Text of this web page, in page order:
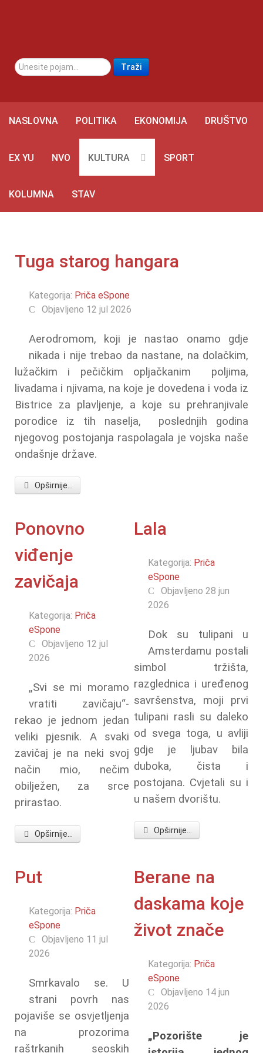
traži... Traži
NASLOVNA POLITIKA EKONOMIJA DRUŠTVO
EX YU NVO KULTURA SPORT
KOLUMNA STAV
Tuga starog hangara
Kategorija: Priča eSpone
Objavljeno 12 jul 2026
Aerodromom, koji je nastao onamo gdje
nikada i nije trebao da nastane, na dolačkim,
lužačkim i pečičkim opljačkanim poljima,
livadama i njivama, na koje je dovedena i voda iz
Bistrice za plavljenje, a koje su prehranjivale
porodice iz tih naselja, poslednjih godina
njegovog postojanja raspolagala je vojska naše
ondašnje države.
Opširnije...
Ponovno
viđenje
zavičaja
Kategorija: Priča
eSpone
Objavljeno 12 jul
2026
„Svi se mi moramo
vratiti zavičaju“-
rekao je jednom jedan
veliki pjesnik. A svaki
zavičaj je na neki svoj
način mio, nečim
obilježen, za srce
prirastao.
Opširnije...
Lala
Kategorija: Priča
eSpone
Objavljeno 28 jun
2026
Dok su tulipani u
Amsterdamu postali
simbol tržišta,
razglednica i uređenog
savršenstva, moji prvi
tulipani rasli su daleko
od svega toga, u avliji
gdje je ljubav bila
duboka, čista i
postojana. Cvjetali su i
u našem dvorištu.
Opširnije...
Put
Kategorija: Priča
eSpone
Objavljeno 11 jul
2026
Smrkavalo se. U
strani povrh nas
pojaviše se osvjetljenja
na prozorima
raštrkanih seoskih
Berane na
daskama koje
život znače
Kategorija: Priča
eSpone
Objavljeno 14 jun
2026
„Pozorište je